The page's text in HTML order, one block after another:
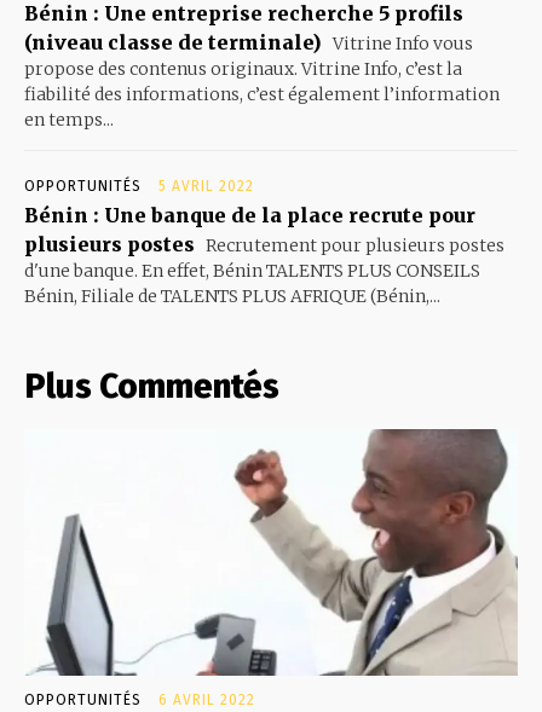
Bénin : Une entreprise recherche 5 profils
(niveau classe de terminale) Vitrine Info vous
propose des contenus originaux. Vitrine Info, c’est la
fiabilité des informations, c’est également l’information
en temps...
OPPORTUNITÉS 5 AVRIL 2022
Bénin : Une banque de la place recrute pour
plusieurs postes Recrutement pour plusieurs postes
d'une banque. En effet, Bénin TALENTS PLUS CONSEILS
Bénin, Filiale de TALENTS PLUS AFRIQUE (Bénin,...
Plus Commentés
OPPORTUNITÉS 6 AVRIL 2022